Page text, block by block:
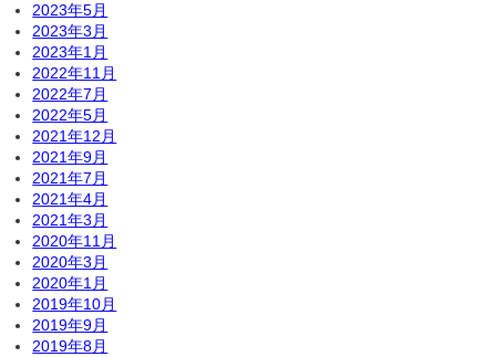
2023年5月
2023年3月
2023年1月
2022年11月
2022年7月
2022年5月
2021年12月
2021年9月
2021年7月
2021年4月
2021年3月
2020年11月
2020年3月
2020年1月
2019年10月
2019年9月
2019年8月